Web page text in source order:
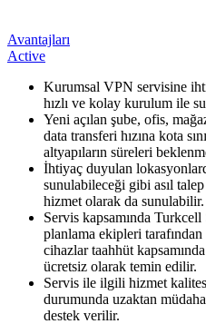
Avantajları
Active
​Kurumsal VPN servisine
hızlı ve kolay kurulum ile
Yeni açılan şube, ofis,
data transferi hızına kota
altyapıların süreleri
İhtiyaç duyulan
sunulabileceği gibi asıl
hizmet olarak da sunulabilir.
Servis kapsamında
planlama ekipleri
cihazlar taahhüt
ücretsiz olarak temin edilir.
Servis ile ilgili hizmet
durumunda uzaktan
destek verilir.